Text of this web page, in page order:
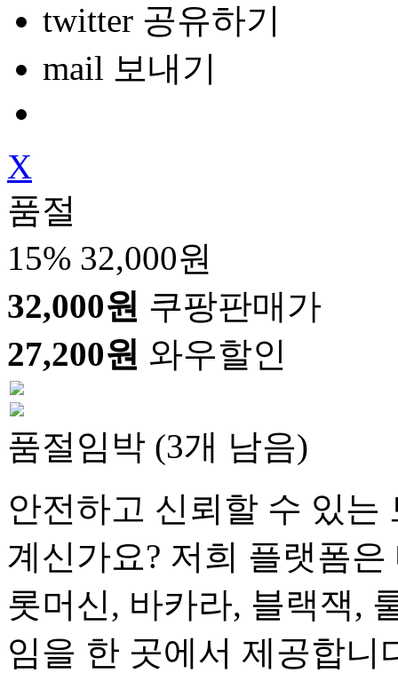
twitter 공유하기
mail 보내기
X
품절
15% 32,000원
32,000원 쿠팡판매가
27,200원 와우할인
품절임박 (3개 남음)
안전하고 신뢰할 수 있는
계신가요? 저희 플랫폼
롯머신, 바카라, 블랙잭,
임을 한 곳에서 제공합니